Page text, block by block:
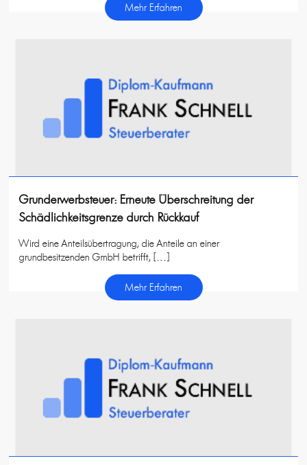
Mehr Erfahren
Grunderwerbsteuer: Erneute Überschreitung der
Schädlichkeitsgrenze durch Rückkauf
Wird eine Anteilsübertragung, die Anteile an einer
grundbesitzenden GmbH betrifft, […]
Mehr Erfahren